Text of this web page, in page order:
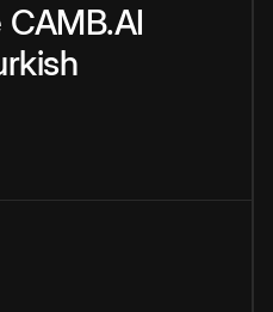
CAMB.AI